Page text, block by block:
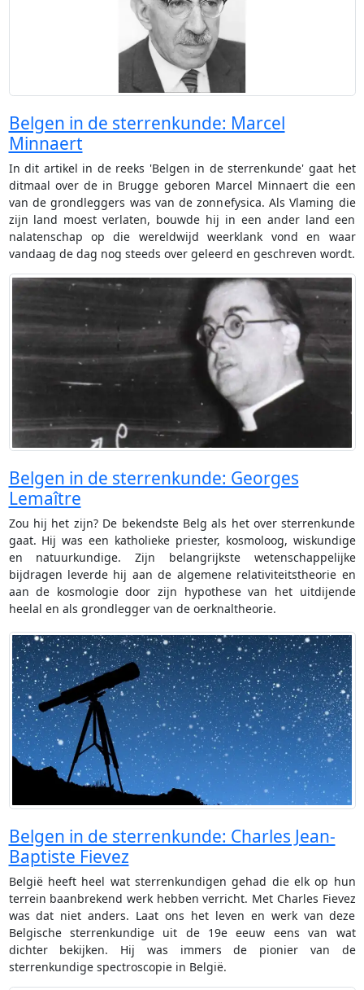
Belgen in de sterrenkunde: Marcel
Minnaert
In dit artikel in de reeks 'Belgen in de sterrenkunde' gaat het
ditmaal over de in Brugge geboren Marcel Minnaert die een
van de grondleggers was van de zonnefysica. Als Vlaming die
zijn land moest verlaten, bouwde hij in een ander land een
nalatenschap op die wereldwijd weerklank vond en waar
vandaag de dag nog steeds over geleerd en geschreven wordt.
Belgen in de sterrenkunde: Georges
Lemaître
Zou hij het zijn? De bekendste Belg als het over sterrenkunde
gaat. Hij was een katholieke priester, kosmoloog, wiskundige
en natuurkundige. Zijn belangrijkste wetenschappelijke
bijdragen leverde hij aan de algemene relativiteitstheorie en
aan de kosmologie door zijn hypothese van het uitdijende
heelal en als grondlegger van de oerknaltheorie.
Belgen in de sterrenkunde: Charles Jean-
Baptiste Fievez
België heeft heel wat sterrenkundigen gehad die elk op hun
terrein baanbrekend werk hebben verricht. Met Charles Fievez
was dat niet anders. Laat ons het leven en werk van deze
Belgische sterrenkundige uit de 19e eeuw eens van wat
dichter bekijken. Hij was immers de pionier van de
sterrenkundige spectroscopie in België.